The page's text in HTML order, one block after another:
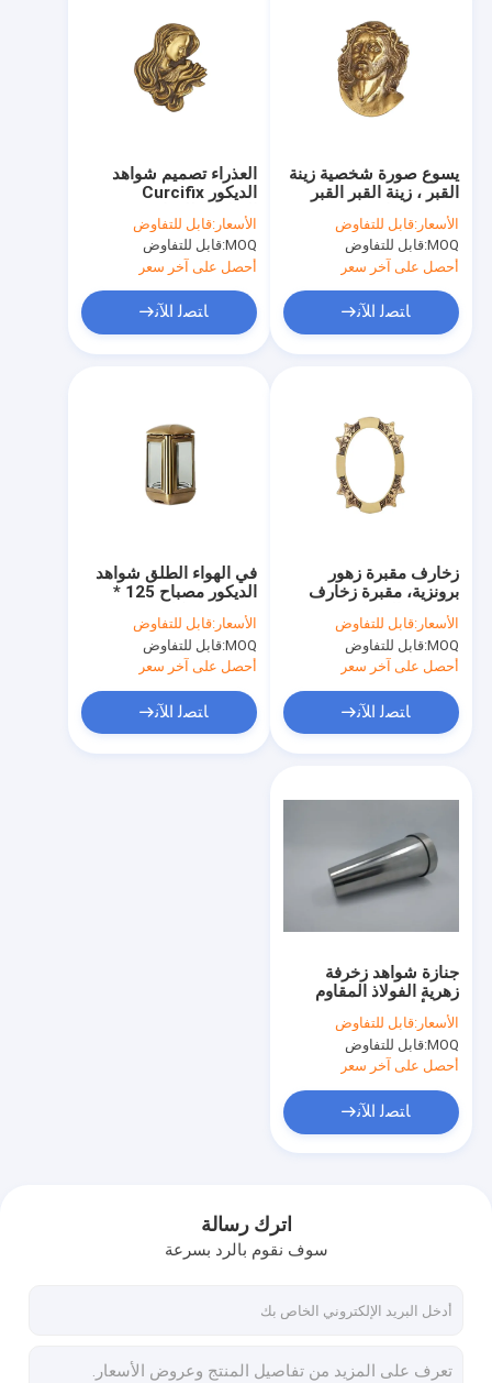
حول بنا
جولة في المعمل
اتصل بنا
طلب اقتباس
مقابض نعش بلاستيكية
العذراء تصميم شواهد
الديكور Curcifix
التقليدية للجنازة
المنتجات
الأسعار:قابل للتفاوض
MOQ: قابل للتفاوض
أحصل على آخر سعر
ﺎﺘﺼﻟ ﺍﻶﻧ
يسوع صورة شخصية زينة
القبر ، زينة القبر القبر
رسمت نحاس
الأسعار:قابل للتفاوض
MOQ: قابل للتفاوض
أحصل على آخر سعر
ﺎﺘﺼﻟ ﺍﻶﻧ
في الهواء الطلق شواهد
الديكور مصباح 125 *
المعتمدة
الأسعار:قابل للتفاوض
MOQ: قابل للتفاوض
أحصل على آخر سعر
ﺎﺘﺼﻟ ﺍﻶﻧ
زخارف مقبرة زهور
برونزية، مقبرة زخارف
حجرية عالية المتانة
الأسعار:قابل للتفاوض
MOQ: قابل للتفاوض
أحصل على آخر سعر
ﺎﺘﺼﻟ ﺍﻶﻧ
جنازة شواهد زخرفة
زهرية الفولاذ المقاوم
للصدأ Jardiniere للالقبر
الأسعار:قابل للتفاوض
MOQ: قابل للتفاوض
أحصل على آخر سعر
ﺎﺘﺼﻟ ﺍﻶﻧ
اترك رسالة
سوف نقوم بالرد بسرعة